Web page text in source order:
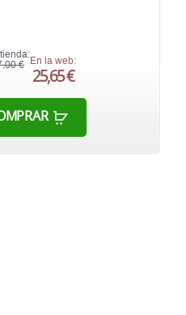
€
En la web:
25,65 €